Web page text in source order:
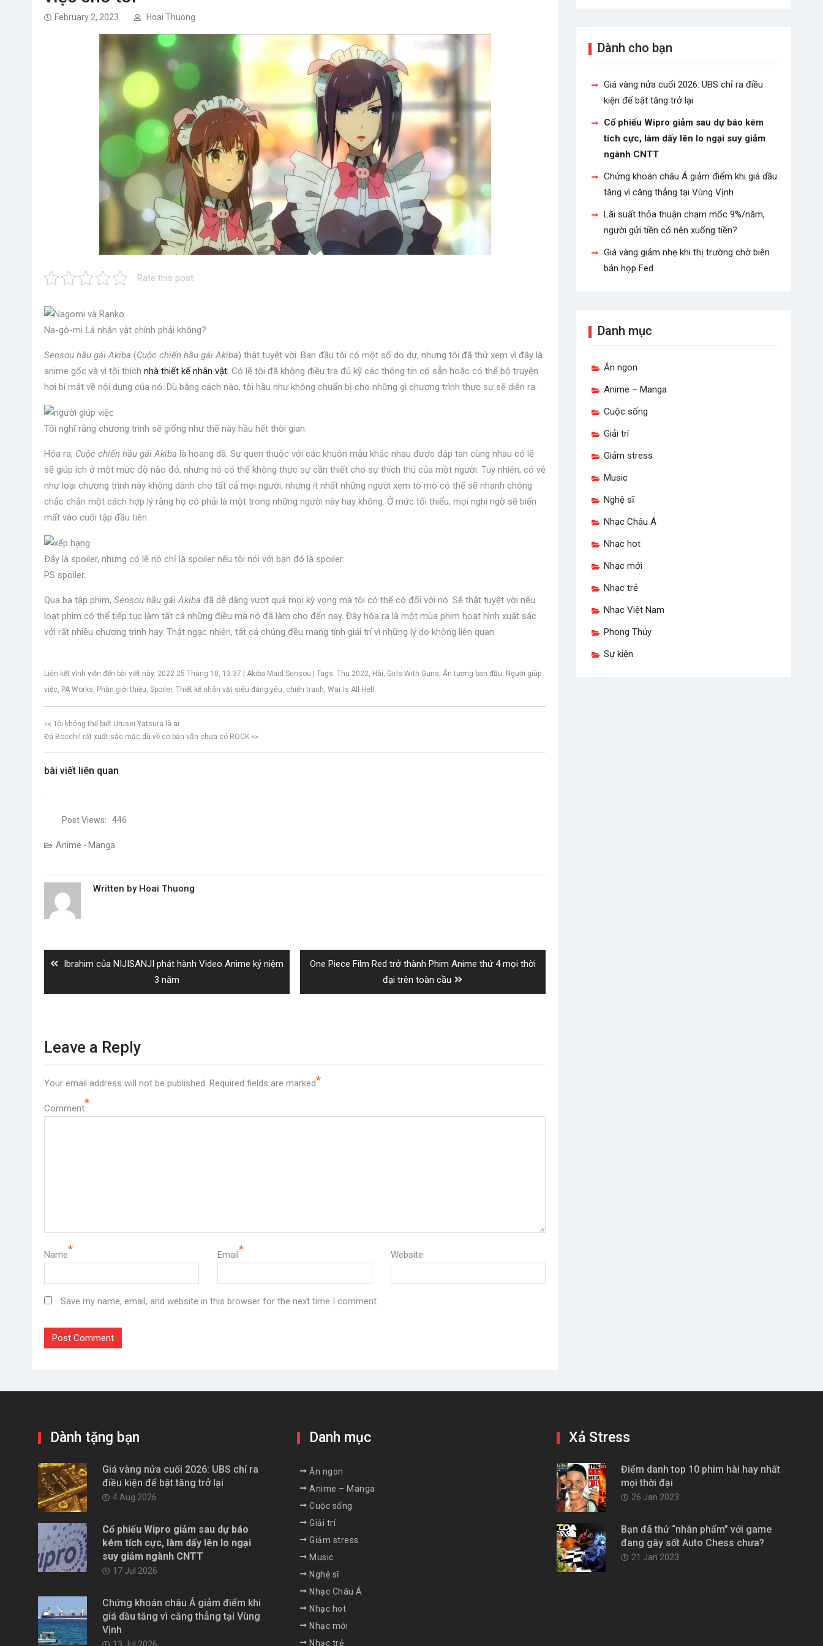
February 2, 2023 Hoai Thuong
Rate this post
Na-gô-mi Là nhân vật chính phải không?
Sensou hầu gái Akiba (Cuộc chiến hầu gái Akiba) thật tuyệt vời. Ban đầu tôi có một số do dự, nhưng tôi đã thử xem vì đây là
anime gốc và vì tôi thích nhà thiết kế nhân vật. Có lẽ tôi đã không điều tra đủ kỹ các thông tin có sẵn hoặc có thể bộ truyện
hơi bí mật về nội dung của nó. Dù bằng cách nào, tôi hầu như không chuẩn bị cho những gì chương trình thực sự sẽ diễn ra.
Tôi nghĩ rằng chương trình sẽ giống như thế này hầu hết thời gian.
Hóa ra, Cuộc chiến hầu gái Akiba là hoang dã. Sự quen thuộc với các khuôn mẫu khác nhau được đập tan cùng nhau có lẽ
sẽ giúp ích ở một mức độ nào đó, nhưng nó có thể không thực sự cần thiết cho sự thích thú của một người. Tuy nhiên, có vẻ
như loại chương trình này không dành cho tất cả mọi người, nhưng ít nhất những người xem tò mò có thể sẽ nhanh chóng
chắc chắn một cách hợp lý rằng họ có phải là một trong những người này hay không. Ở mức tối thiểu, mọi nghi ngờ sẽ biến
mất vào cuối tập đầu tiên.
Đây là spoiler, nhưng có lẽ nó chỉ là spoiler nếu tôi nói với bạn đó là spoiler.
PS spoiler.
Qua ba tập phim, Sensou hầu gái Akiba đã dễ dàng vượt quá mọi kỳ vọng mà tôi có thể có đối với nó. Sẽ thật tuyệt vời nếu
loạt phim có thể tiếp tục làm tất cả những điều mà nó đã làm cho đến nay. Đây hóa ra là một mùa phim hoạt hình xuất sắc
với rất nhiều chương trình hay. Thật ngạc nhiên, tất cả chúng đều mang tính giải trí vì những lý do không liên quan.
Liên kết vĩnh viễn đến bài viết này. 2022 25 Tháng 10, 13:37 | Akiba Maid Sensou | Tags: Thu 2022, Hài, Girls With Guns, Ấn tượng ban đầu, Người giúp
việc, PA Works, Phần giới thiệu, Spoiler, Thiết kế nhân vật siêu đáng yêu, chiến tranh, War Is All Hell
«« Tôi không thể biết Urusei Yatsura là ai
Đá Bocchi! rất xuất sắc mặc dù về cơ bản vẫn chưa có ROCK »»
bài viết liên quan
.
Post Views: 446
Anime - Manga
Written by Hoai Thuong
Previous
Ibrahim của NIJISANJI phát hành Video Anime kỷ niệm
3 năm
Next
One Piece Film Red trở thành Phim Anime thứ 4 mọi thời
đại trên toàn cầu
Leave a Reply
Your email address will not be published. Required fields are marked*
Comment*
Name* Email* Website
Save my name, email, and website in this browser for the next time I comment.
Dành cho bạn
Giá vàng nửa cuối 2026: UBS chỉ ra điều
kiện để bật tăng trở lại
Cổ phiếu Wipro giảm sau dự báo kém
tích cực, làm dấy lên lo ngại suy giảm
ngành CNTT
Chứng khoán châu Á giảm điểm khi giá dầu
tăng vì căng thẳng tại Vùng Vịnh
Lãi suất thỏa thuận chạm mốc 9%/năm,
người gửi tiền có nên xuống tiền?
Giá vàng giảm nhẹ khi thị trường chờ biên
bản họp Fed
Danh mục
Ăn ngon
Anime – Manga
Cuộc sống
Giải trí
Giảm stress
Music
Nghệ sĩ
Nhạc Châu Á
Nhạc hot
Nhạc mới
Nhạc trẻ
Nhạc Việt Nam
Phong Thủy
Sự kiện
Dành tặng bạn
Giá vàng nửa cuối 2026: UBS chỉ ra
điều kiện để bật tăng trở lại
4 Aug 2026
Cổ phiếu Wipro giảm sau dự báo
kém tích cực, làm dấy lên lo ngại
suy giảm ngành CNTT
17 Jul 2026
Chứng khoán châu Á giảm điểm khi
giá dầu tăng vì căng thẳng tại Vùng
Vịnh
Danh mục
Ăn ngon
Anime – Manga
Cuộc sống
Giải trí
Giảm stress
Music
Nghệ sĩ
Nhạc Châu Á
Nhạc hot
Nhạc mới
Nhạc trẻ
Xả Stress
Điểm danh top 10 phim hài hay nhất
mọi thời đại
26 Jan 2023
Bạn đã thử “nhân phẩm” với game
đang gây sốt Auto Chess chưa?
21 Jan 2023